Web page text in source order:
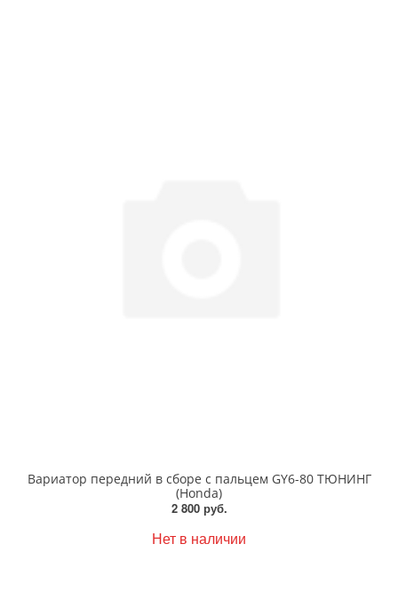
Вариатор передний в сборе с пальцем GY6-80 ТЮНИНГ
(Honda)
2 800 руб.
Нет в наличии